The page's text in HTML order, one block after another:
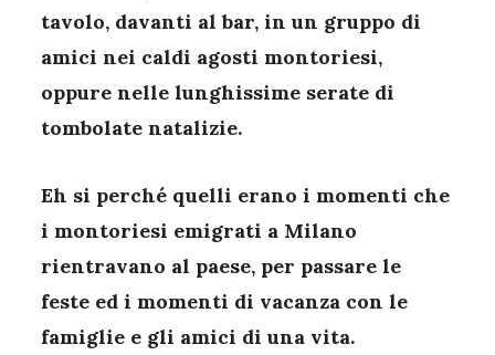
tavolo, davanti al bar, in un gruppo di
amici nei caldi agosti montoriesi,
oppure nelle lunghissime serate di
tombolate natalizie.
Eh si perché quelli erano i momenti che
i montoriesi emigrati a Milano
rientravano al paese, per passare le
feste ed i momenti di vacanza con le
famiglie e gli amici di una vita.